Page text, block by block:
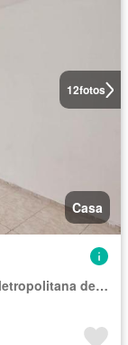
12fotos
Casa
Região Imediata de São Paulo, Região Metropolitana de São Paulo